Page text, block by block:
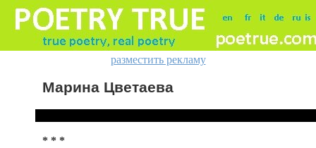
разместить рекламу
Марина Цветаева
* * *